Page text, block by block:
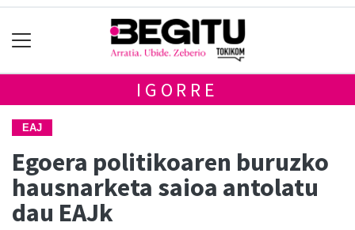
IGORRE
EAJ
Egoera politikoaren buruzko
hausnarketa saioa antolatu
dau EAJk